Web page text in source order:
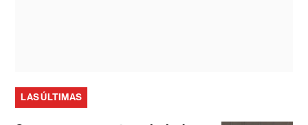
LAS ÚLTIMAS